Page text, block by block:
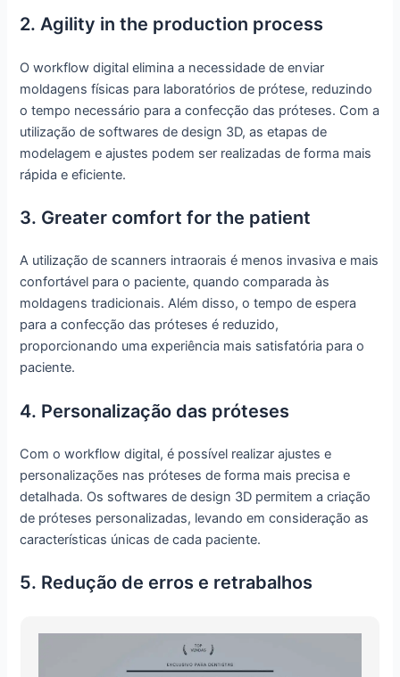
2. Agility in the production process
O workflow digital elimina a necessidade de enviar
moldagens físicas para laboratórios de prótese, reduzindo
o tempo necessário para a confecção das próteses. Com a
utilização de softwares de design 3D, as etapas de
modelagem e ajustes podem ser realizadas de forma mais
rápida e eficiente.
3. Greater comfort for the patient
A utilização de scanners intraorais é menos invasiva e mais
confortável para o paciente, quando comparada às
moldagens tradicionais. Além disso, o tempo de espera
para a confecção das próteses é reduzido,
proporcionando uma experiência mais satisfatória para o
paciente.
4. Personalização das próteses
Com o workflow digital, é possível realizar ajustes e
personalizações nas próteses de forma mais precisa e
detalhada. Os softwares de design 3D permitem a criação
de próteses personalizadas, levando em consideração as
características únicas de cada paciente.
5. Redução de erros e retrabalhos